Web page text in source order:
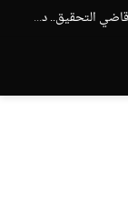
أيت منا: “كاع لي كانو كيساعدو الوداد عيط ليهم قاضي التحقيق.. دابا حتى شي واحد ما بقا باغي يعاون”